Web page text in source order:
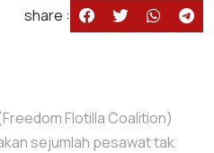
share :
Flotilla Coalition)
sejumlah pesawat tak